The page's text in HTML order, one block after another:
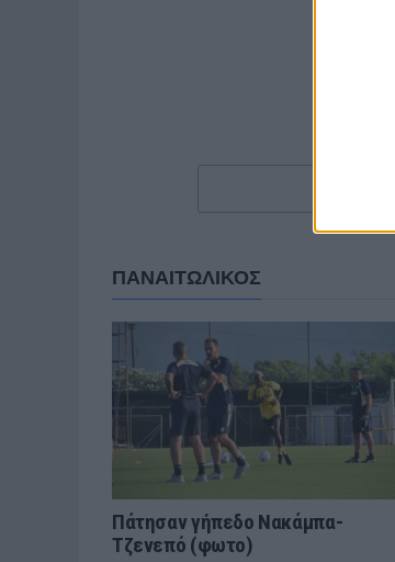
ΠΑΝΑΙΤΩΛΙΚΟΣ
Πάτησαν γήπεδο Νακάμπα-
Τζενεπό (φωτο)